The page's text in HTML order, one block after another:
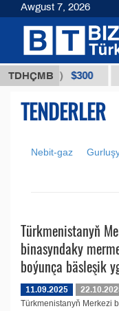
TDHÇMB
(t.) $300
TENDERLER
Nebit-gaz
Türkmenistanyň
binasyndaky
boýunça bäsleşik
11.09.2025
Türkmenistanyň Merkezi
Awgust 7, 2026